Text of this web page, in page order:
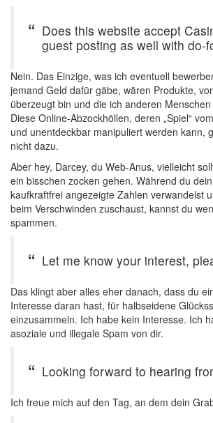
Does this website accept
guest posting as well with do-
Nein. Das Einzige, was ich eventuell
jemand Geld dafür gäbe, wären Produkte,
überzeugt bin und die ich anderen
Diese Online-Abzockhöllen, deren „Spiel“
und unentdeckbar manipuliert werden kann,
nicht dazu.
Aber hey, Darcey, du Web-Anus, vielleicht
ein bisschen zocken gehen. Während du
kaufkraftfrei angezeigte Zahlen verwandelst
beim Verschwinden zuschaust, kannst du
spammen.
Let me know your interest,
Das klingt aber alles eher danach, dass du
Interesse daran hast, für halbseidene
einzusammeln. Ich habe kein Interesse. Ich
asoziale und illegale Spam von dir.
Looking forward to hearing
Ich freue mich auf den Tag, an dem dein